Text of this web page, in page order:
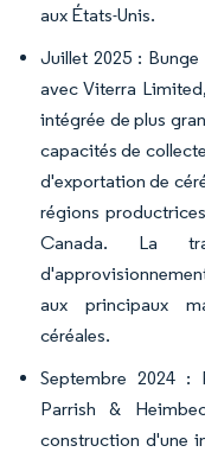
aux États-Unis.
Juillet 2025 :
avec Viterra
intégrée de plus
capacités de
d'exportation de
régions
Canada. La
aux principaux
céréales.
Septembre 2024
Parrish &
construction d'une